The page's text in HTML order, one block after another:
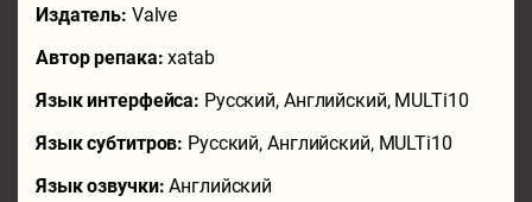
Издатель: Valve
Автор репака:xatab
Язык интерфейса: Русский, Английский, MULTi10
Язык субтитров: Русский, Английский, MULTi10
Язык озвучки:Английский